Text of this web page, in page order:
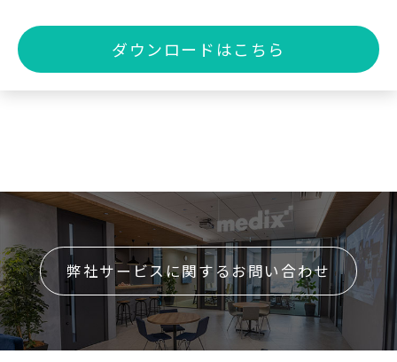
ダウンロードはこちら
弊社サービスに関するお問い合わせ